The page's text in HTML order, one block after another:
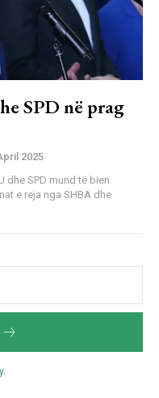
SPD në prag
2025
dhe SPD mund të bien
e reja nga SHBA dhe
.